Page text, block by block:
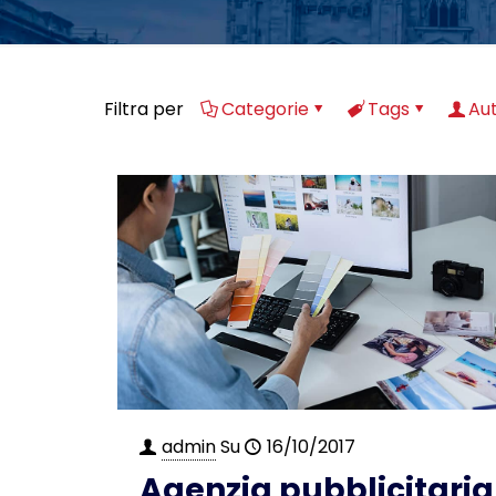
Filtra per Categorie Tags
adminSu 16/10/2017